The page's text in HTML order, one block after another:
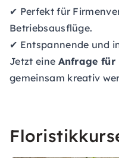
✔ Perfekt für
Betriebsausflüge.
✔ Entspannende und
Jetzt eine Anfrage für
gemeinsam kreativ